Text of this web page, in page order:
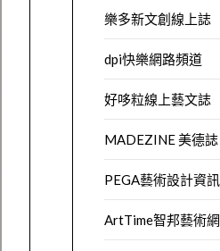
樂多新文創線上誌
dpi快樂網路頻道
好哆粒線上藝文誌
MADEZINE 美德誌
PEGA藝術設計資訊
ArtTime智邦藝術網